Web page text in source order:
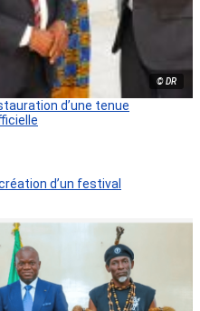
© DR
d’une tenue
d’un festival